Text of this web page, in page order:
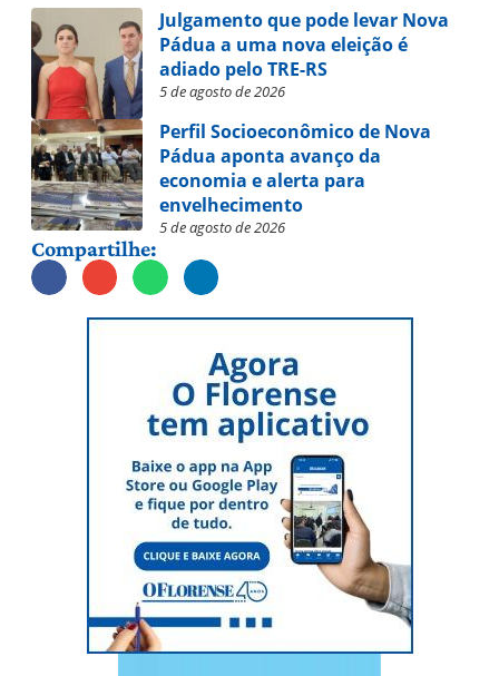
Julgamento que pode levar Nova
Pádua a uma nova eleição é
adiado pelo TRE-RS
5 de agosto de 2026
Perfil Socioeconômico de Nova
Pádua aponta avanço da
economia e alerta para
envelhecimento
5 de agosto de 2026
Compartilhe: